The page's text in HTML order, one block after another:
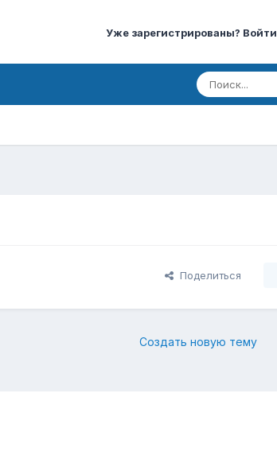
Уже зарегистрированы? Войти
Поделиться
Создать новую тему